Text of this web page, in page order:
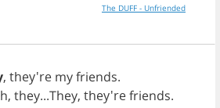
The DUFF - Unfriended
, they're myfriends.
, they...They, they'refriends.